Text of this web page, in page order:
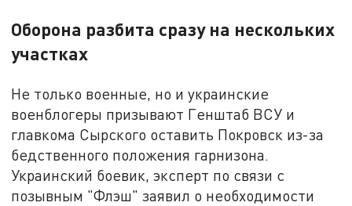
Оборона разбита сразу на нескольких
участках
Не только военные, но и украинские
военблогеры призывают Генштаб ВСУ и
главкома Сырского оставить Покровск из-за
бедственного положения гарнизона.
Украинский боевик, эксперт по связи с
позывным "Флэш" заявил о необходимости